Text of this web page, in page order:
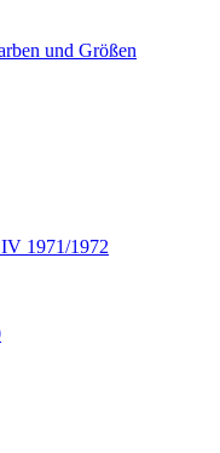
und Größen
1971/1972